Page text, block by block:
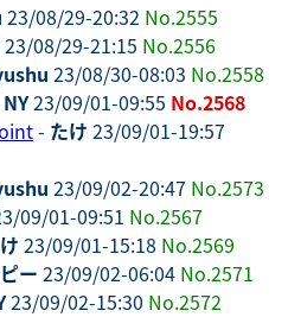
23/08/29-20:32 No.2555
23/08/29-21:15 No.2556
23/08/30-08:03 No.2558
NY23/09/01-09:55 No.2568
- たけ 23/09/01-19:57
23/09/02-20:47 No.2573
09/01-09:51 No.2567
23/09/01-15:18 No.2569
ー 23/09/02-06:04 No.2571
23/09/02-15:30 No.2572